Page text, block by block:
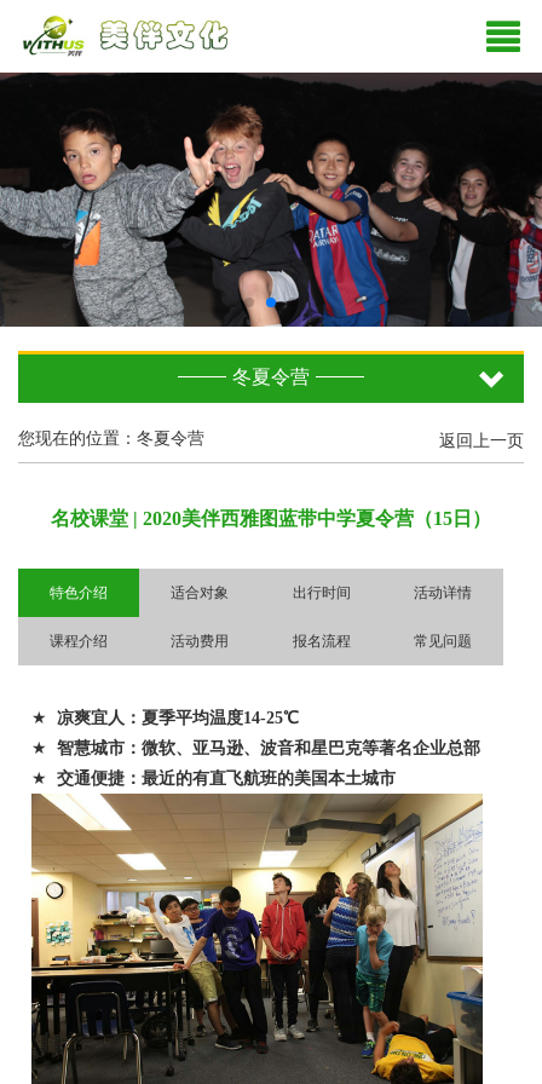
冬夏令营
您现在的位置：冬夏令营 返回上一页
名校课堂 | 2020美伴西雅图蓝带中学夏令营（15日）
特色介绍 适合对象 出行时间 活动详情
课程介绍 活动费用 报名流程 常见问题
★ 凉爽宜人：夏季平均温度14-25℃
★ 智慧城市：微软、亚马逊、波音和星巴克等著名企业总部
★ 交通便捷：最近的有直飞航班的美国本土城市